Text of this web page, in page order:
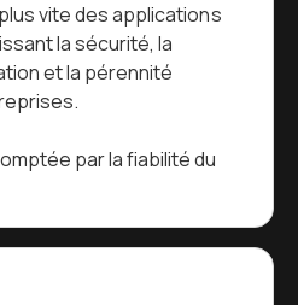
vite des applications
la sécurité, la
et la pérennité
par la fiabilité du